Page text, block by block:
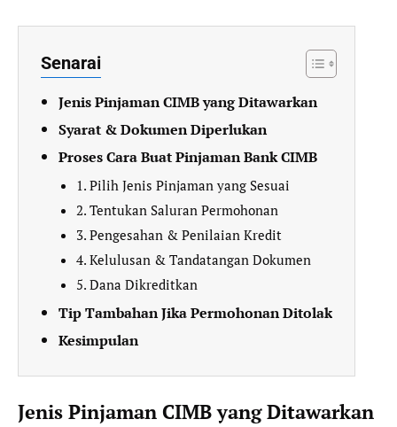
Senarai
Jenis Pinjaman CIMB yang Ditawarkan
Syarat & Dokumen Diperlukan
Proses Cara Buat Pinjaman Bank CIMB
1. Pilih Jenis Pinjaman yang Sesuai
2. Tentukan Saluran Permohonan
3. Pengesahan & Penilaian Kredit
4. Kelulusan & Tandatangan Dokumen
5. Dana Dikreditkan
Tip Tambahan Jika Permohonan Ditolak
Kesimpulan
Jenis Pinjaman CIMB yang Ditawarkan